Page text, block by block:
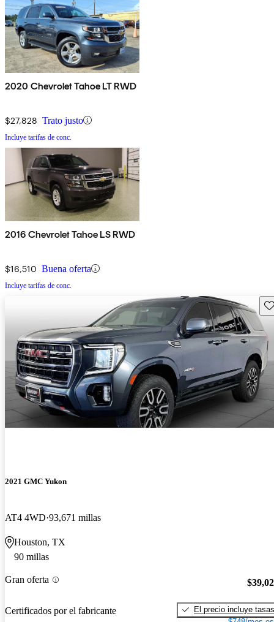
2020 Chevrolet Tahoe LT RWD
$27,828 Trato justo
Incluye tarifas de conc.
2016 Chevrolet Tahoe LS RWD
$16,510 Buena oferta
Incluye tarifas de conc.
2021 GMC Yukon
AT4 4WD 93,671 millas
Houston, TX
90 millas
Gran oferta
Certificados por el fabricante
El precio incluye tasas